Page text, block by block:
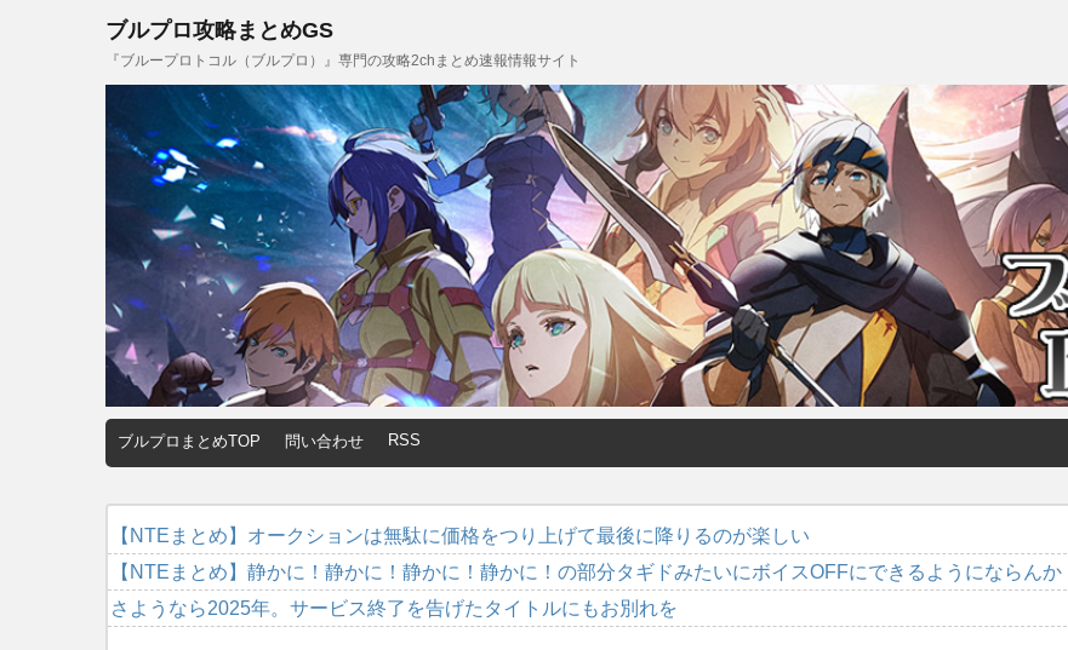
ブルプロ攻略まとめGS
『ブループロトコル（ブルプロ）』専門の攻略2chまとめ速報情報サイト
ブルプロまとめTOP 問い合わせ RSS
【NTEまとめ】オークションは無駄に価格をつり上げて最後に降りるのが楽しい
【NTEまとめ】静かに！静かに！静かに！静かに！の部分タギドみたいにボイスOFFにできるようにならんか
さようなら2025年。サービス終了を告げたタイトルにもお別れを